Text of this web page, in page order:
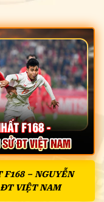
– NGUYỄN
VIỆT NAM